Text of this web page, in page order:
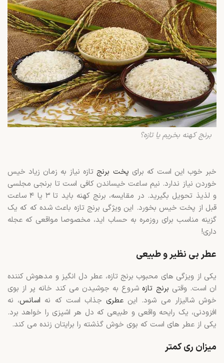
برنج کهنه بخریم یا تازه؟
خبر خوب این است که برای پخت برنجتازه نیاز به زمان زیاد خیس
خوردن نیاز ندارد. نیم ساعت خیساندن کافی است تا برنجی مجلسی
و لذیذ تحویل بگیرید. در مقایسه، برنج کهنه باید تا ۳ یا ۴ ساعت
قبل از پخت خیس بخورد. این ویژگی برنج تازه باعث شده که که یک
گزینه مناسب برای روزمره به حساب اید، مخصوصا مواقعی که عجله
داری!
عطر بی نظیر و طبیعی
یکی از ویزگی های محبوب برنج تازه، عطر دل انگیز و مدهوش کننده
ان است. وقتی برنج تازهشروع به جوشیدن می کند خانه پر از بوی
خوش شالیزار می شود. این عطریجذاب است که نه اسانس، نه
افزودنی، یک رایحه واقعی و طبیعی که دل هر اشپزی را خواهد برد.
یکی از عطر های است که بوی خوش گذشته را برایتان زنده می کند.
میزان ری کمتر